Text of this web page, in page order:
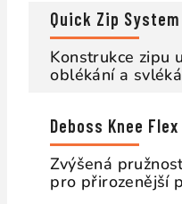
Quick Zip System
Konstrukce zipu
oblékání a
Deboss Knee
Zvýšená
pro přirozenější